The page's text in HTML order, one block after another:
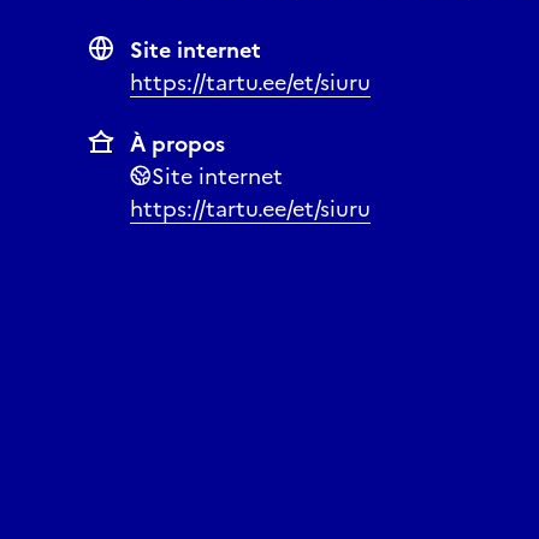
Départ rue Uueturu,
Réserver
Site internet
https://tartu.ee/et/siuru
À propos
Site internet
https://tartu.ee/et/siuru